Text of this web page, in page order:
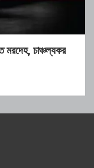
মরদেহ, চাঞ্চল্যকর